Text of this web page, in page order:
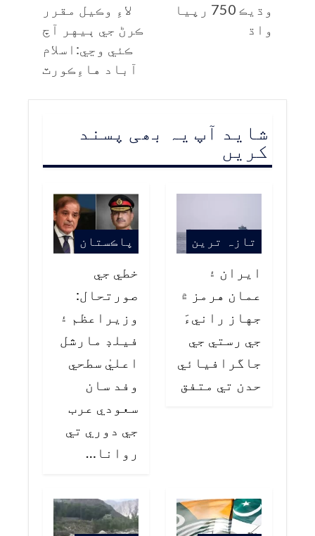
وڌيڪ 750 رپيا
واڌ
لاءِ وڪيل مقرر
ڪرڻ جي ٻيهر آڇ
ڪئي وڃي:اسلام
آباد هاءِڪورٽ
شاید آپ یہ بھی پسند
کریں
تازہ ترین
ايران ۽
عمان هرمز ۾
جهاز رانيءَ
جي رستي جي
جاگرافيائي
حدن تي متفق
پاڪستان
خطي جي
صورتحال:
وزيراعظم ۽
فيلڊ مارشل
اعليٰ سطحي
وفد سان
سعودي عرب
جي دوري تي
روانا…